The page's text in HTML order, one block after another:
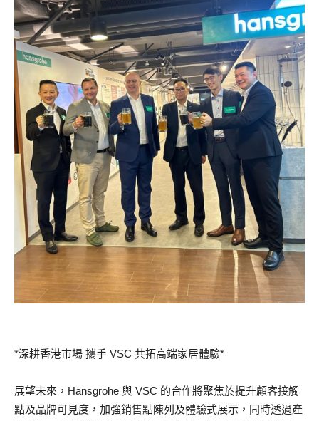
*深耕香港市場 攜手 VSC 共拓高端家居體驗*
展望未來，Hansgrohe 與 VSC 的合作將聚焦於提升顧客接觸
點及品牌可見度，加強銷售點陳列及體驗式展示，同時透過產